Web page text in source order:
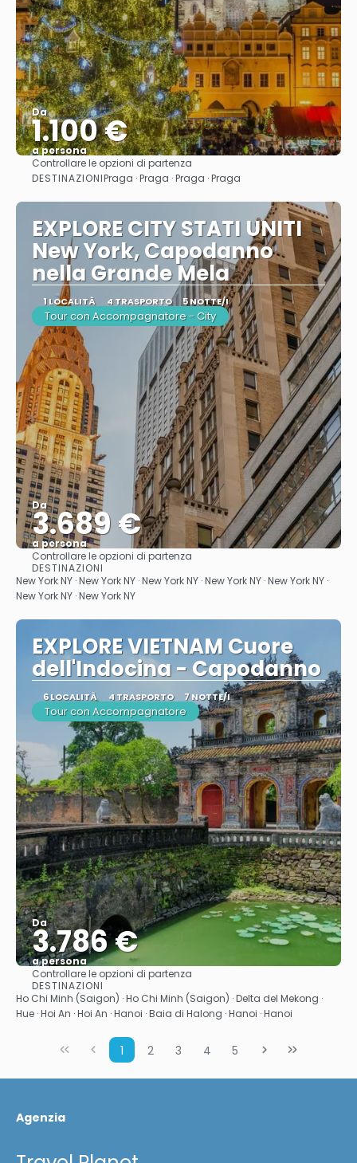
Da
1.100 €
a persona
Vedere
Controllare le opzioni di partenza
DESTINAZIONIPraga · Praga · Praga · Praga
EXPLORE CITY STATI UNITI
New York, Capodanno
nella Grande Mela
1 LOCALITÀ 4 TRASPORTO 5 NOTTE/I
Tour con Accompagnatore - City
Da
3.689 €
a persona
Vedere
Controllare le opzioni di partenza
DESTINAZIONI
New York NY · New York NY · New York NY · New York NY · New York NY ·
New York NY · New York NY
EXPLORE VIETNAM Cuore
dell'Indocina - Capodanno
6 LOCALITÀ 4 TRASPORTO 7 NOTTE/I
Tour con Accompagnatore
Da
3.786 €
a persona
Vedere
Controllare le opzioni di partenza
DESTINAZIONI
Ho Chi Minh (Saigon) · Ho Chi Minh (Saigon) · Delta del Mekong ·
Hue · Hoi An · Hoi An · Hanoi · Baia di Halong · Hanoi · Hanoi
1 2 3 4 5
Agenzia